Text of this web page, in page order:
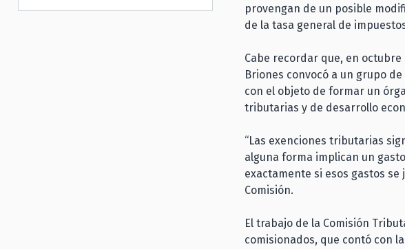
provengan de un posible
de la tasa general de
Cabe recordar que, en
Briones convocó a un grupo
con el objeto de formar un
tributarias y de desarrollo
“Las exenciones tributarias
alguna forma implican un
exactamente si esos gastos se
Comisión.
El trabajo de la Comisión
comisionados, que contó con